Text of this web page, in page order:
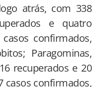
atrás, com 338
e quatro
confirmados,
Paragominas,
recuperados e 20
casos confirmados,